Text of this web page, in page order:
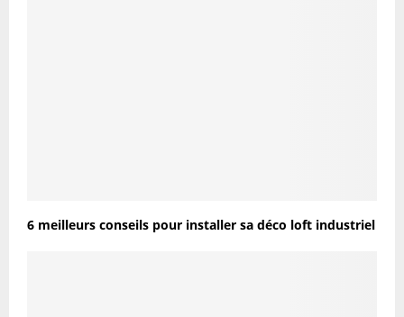
6 meilleurs conseils pour installer sa déco loft industriel